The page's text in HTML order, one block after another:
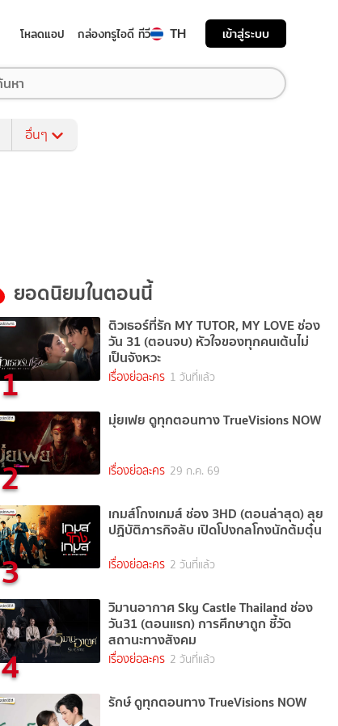
โหลดแอป กล่องทรูไอดี ทีวี TH เข้าสู่ระบบ
อื่นๆ
ยอดนิยมในตอนนี้
1
ติวเธอร์ที่รัก MY TUTOR, MY LOVE ช่อง
วัน 31 (ตอนจบ) หัวใจของทุกคนเต้นไม่
เป็นจังหวะ
เรื่องย่อละคร 1 วันที่แล้ว
2
มุ่ยเฟย ดูทุกตอนทาง TrueVisions NOW
เรื่องย่อละคร 29 ก.ค. 69
3
เกมส์โกงเกมส์ ช่อง 3HD (ตอนล่าสุด) ลุย
ปฏิบัติภารกิจลับ เปิดโปงกลโกงนักต้มตุ๋น
เรื่องย่อละคร 2 วันที่แล้ว
4
วิมานอากาศ Sky Castle Thailand ช่อง
วัน31 (ตอนแรก) การศึกษาถูก ชี้วัด
สถานะทางสังคม
เรื่องย่อละคร 2 วันที่แล้ว
รักษ์ ดูทุกตอนทาง TrueVisions NOW